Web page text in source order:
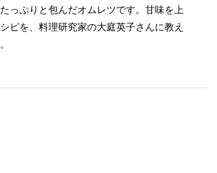
っぷりと包んだオムレツです。甘味を上
ピを、料理研究家の大庭英子さんに教え